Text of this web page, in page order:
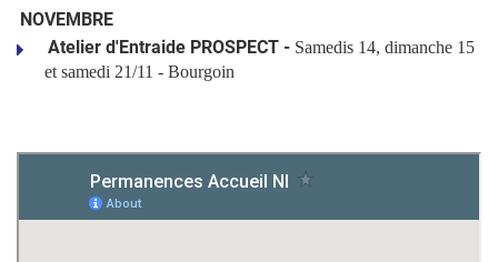
NOVEMBRE
Atelier d'Entraide PROSPECT - Samedis 14, dimanche 15
et samedi 21/11 - Bourgoin